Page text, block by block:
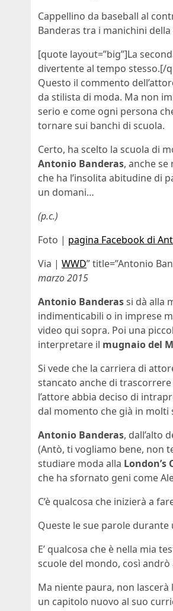
Cappellino da baseball al
Banderas tra i manichini
[quote layout=”big”]La
divertente al tempo stesso.[/
Questo il commento
da stilista di moda. Ma non
serio e come ogni persona
tornare sui banchi di scuola.
Certo, ha scelto la scuola di
Antonio Banderas, anche
che ha l’insolita abitudine di
un domani…
(p.c.)
Foto | pagina Facebook di
Via | WWD” title=”Antonio
marzo 2015
Antonio Banderassi dà alla
indimenticabili o in imprese
video qui sopra. Poi una
interpretare il mugnaio del
Si vede che la carriera di
stancato anche di
l’attore abbia deciso di
dal momento che già in molti
Antonio Banderas, dall’alto
(Antò, ti vogliamo bene, non
studiare moda alla
che ha sfornato geni come
C’è qualcosa che inizierà a
Queste le sue parole durante
E’ qualcosa che è nella mia
scuole del mondo, così andrò
Ma niente paura, non
un capitolo nuovo al suo